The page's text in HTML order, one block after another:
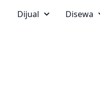
Dijual Disewa